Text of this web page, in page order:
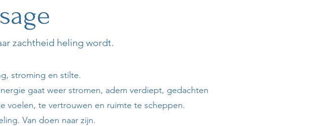
zachtheid heling wordt.
stroming en stilte.
gaat weer stromen, adem verdiept, gedachten
voelen, te vertrouwen en ruimte te scheppen.
Van doen naar zijn.